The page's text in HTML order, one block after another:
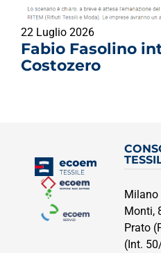
22 Luglio 2026
Fabio Fasolino
Costozero
Milano
Monti,
Prato
(Int.